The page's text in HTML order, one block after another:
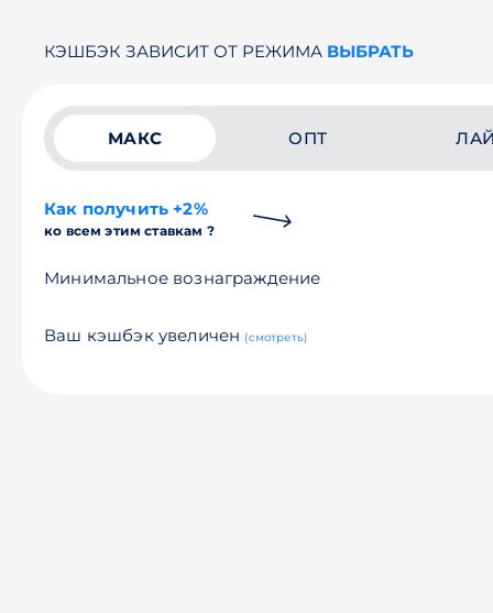
КЭШБЭК ЗАВИСИТ ОТ РЕЖИМА ВЫБРАТЬ
МАКС ОПТ
Как получить +2%
ко всем этим ставкам ?
Минимальное вознаграждение
Ваш кэшбэк увеличен (смотреть)